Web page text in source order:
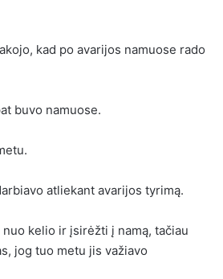
kad po avarijos namuose rado
buvo namuose.
atliekant avarijos tyrimą.
kelio ir įsirėžti į namą, tačiau
jog tuo metu jis važiavo